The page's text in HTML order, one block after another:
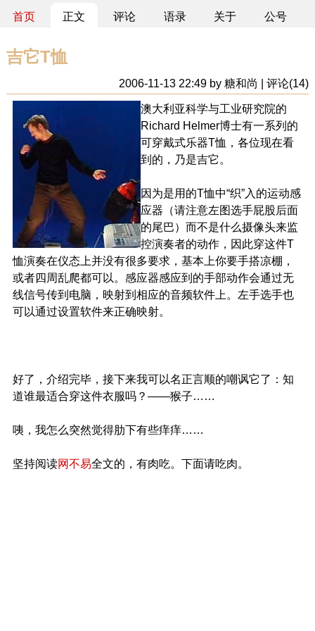
首页 正文 评论 语录 关于 公号
吉它T恤
2006-11-13 22:49 by 糖和尚 | 评论(14)
澳大利亚科学与工业研究院的
Richard Helmer博士有一系列的
可穿戴式乐器T恤，各位现在看
到的，乃是吉它。
因为是用的T恤中“织”入的运动感
应器（请注意左图选手屁股后面
的尾巴）而不是什么摄像头来监
控演奏者的动作，因此穿这件T
恤演奏在仪态上并没有很多要求，基本上你要手搭凉棚，
或者四周乱爬都可以。感应器感应到的手部动作会通过无
线信号传到电脑，映射到相应的音频软件上。左手选手也
可以通过设置软件来正确映射。
好了，介绍完毕，接下来我可以名正言顺的嘲讽它了：知
道谁最适合穿这件衣服吗？——猴子……
咦，我怎么突然觉得肋下有些痒痒……
坚持阅读网不易全文的，有肉吃。下面请吃肉。